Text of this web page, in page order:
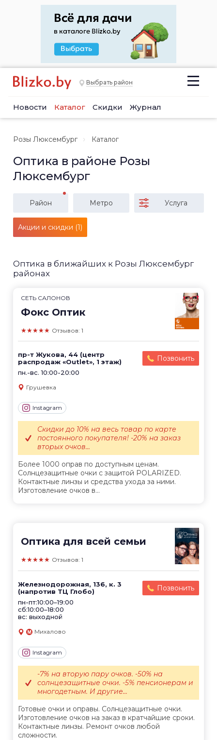
Выбрать район
Новости Каталог Скидки Журнал
Розы Люксембург Каталог
Оптика в районе Розы
Люксембург
Район Метро Услуга
Акции и скидки (1)
Оптика в ближайших к Розы Люксембург
районах
СЕТЬ САЛОНОВ
Фокс Оптик
★★★★★ Отзывов: 1
пр-т Жукова, 44 (центр
распродаж «Outlet», 1 этаж)
пн.-вс. 10:00-20:00
Позвонить
Грушевка
Instagram
Более 1000 оправ по доступным ценам.
Солнцезащитные очки с защитой POLARIZED.
Контактные линзы и средства ухода за ними.
Изготовление очков в...
Скидки до 10% на весь товар по карте
постоянного покупателя! -20% на заказ
вторых очков...
Оптика для всей семьи
★★★★★ Отзывов: 1
Железнодорожная, 136, к. 3
(напротив ТЦ Глобо)
пн-пт:10:00–19:00
сб:10:00–18:00
вс: выходной
Позвонить
Михалово
Instagram
Готовые очки и оправы. Солнцезащитные очки.
Изготовление очков на заказ в кратчайшие сроки.
Контактные линзы. Ремонт очков любой
сложности.
-7% на вторую пару очков. -50% на
солнцезащитные очки. -5% пенсионерам и
многодетным. И другие...